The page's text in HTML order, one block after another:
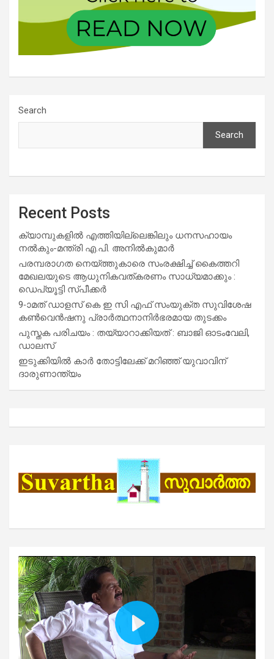
Search
Search
Recent Posts
ക്യാമ്പുകളിൽ എത്തിയില്ലെങ്കിലും ധനസഹായം
നൽകും-മന്ത്രി എ.പി. അനിൽകുമാർ
പരമ്പരാഗത നെയ്ത്തുകാരെ സംരക്ഷിച്ച് കൈത്തറി
മേഖലയുടെ ആധുനികവത്കരണം സാധ്യമാക്കും :
ഡെപ്യൂട്ടി സ്പീക്കർ
9-ാമത് ഡാളസ് കെ ഇ സി എഫ് സംയുക്ത സുവിശേഷ
കൺവെൻഷനു പ്രാർത്ഥനാനിർഭരമായ തുടക്കം
പുസ്തക പരിചയം : തയ്യാറാക്കിയത് : ബാജി ഓടംവേലി,
ഡാലസ്
ഇടുക്കിയിൽ കാർ തോട്ടിലേക്ക് മറിഞ്ഞ് യുവാവിന്
ദാരുണാന്ത്യം